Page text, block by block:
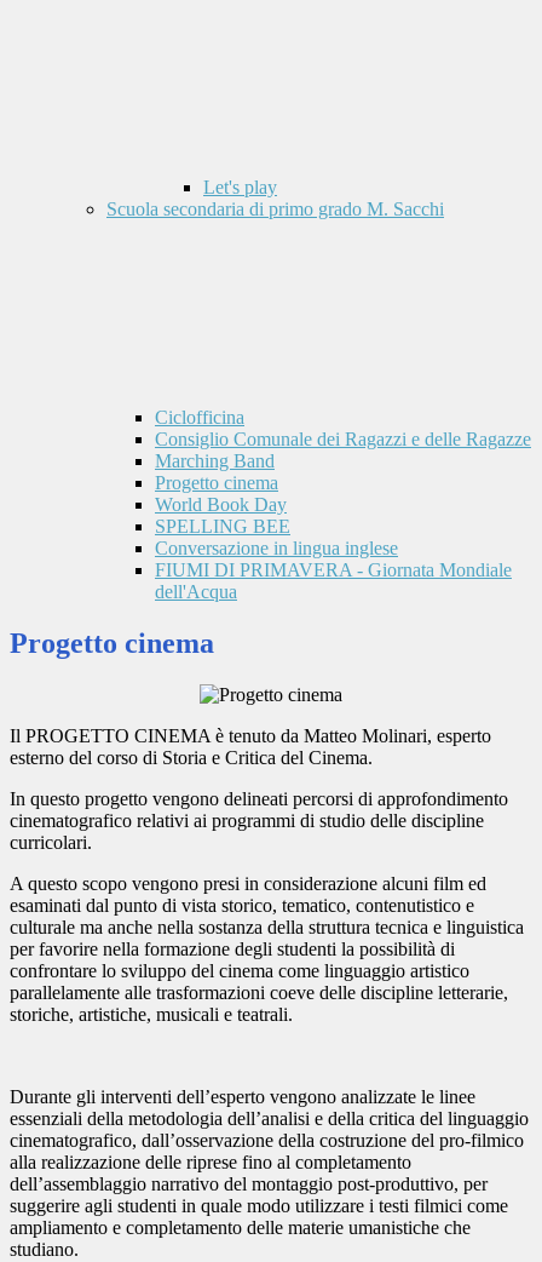
Let's play
Scuola secondaria di primo grado M. Sacchi
Ciclofficina
Consiglio Comunale dei Ragazzi e delle Ragazze
Marching Band
Progetto cinema
World Book Day
SPELLING BEE
Conversazione in lingua inglese
FIUMI DI PRIMAVERA - Giornata Mondiale
dell'Acqua
Progetto cinema
Il PROGETTO CINEMA è tenuto da Matteo Molinari, esperto
esterno del corso di Storia e Critica del Cinema.
In questo progetto vengono delineati percorsi di approfondimento
cinematografico relativi ai programmi di studio delle discipline
curricolari.
A questo scopo vengono presi in considerazione alcuni film ed
esaminati dal punto di vista storico, tematico, contenutistico e
culturale ma anche nella sostanza della struttura tecnica e linguistica
per favorire nella formazione degli studenti la possibilità di
confrontare lo sviluppo del cinema come linguaggio artistico
parallelamente alle trasformazioni coeve delle discipline letterarie,
storiche, artistiche, musicali e teatrali.
Durante gli interventi dell’esperto vengono analizzate le linee
essenziali della metodologia dell’analisi e della critica del linguaggio
cinematografico, dall’osservazione della costruzione del pro-filmico
alla realizzazione delle riprese fino al completamento
dell’assemblaggio narrativo del montaggio post-produttivo, per
suggerire agli studenti in quale modo utilizzare i testi filmici come
ampliamento e completamento delle materie umanistiche che
studiano.